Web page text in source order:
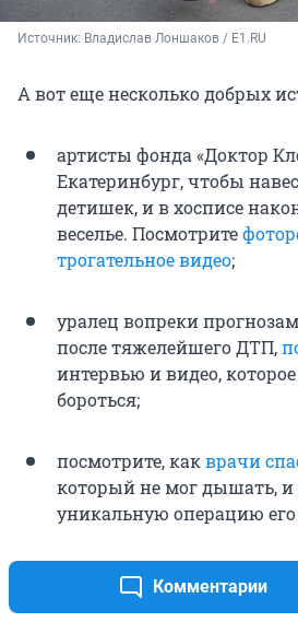
Комментарии
Источник: Владислав Лоншаков / E1.RU
А вот еще несколько добрых
артисты фонда «Доктор
Екатеринбург, чтобы
детишек, и в хосписе
веселье. Посмотрите
трогательное видео;
уралец вопреки
после тяжелейшего ДТП,
интервью и видео,
бороться;
посмотрите, какврачи
который не мог дышать, и
уникальную операцию
тут прекрасная история
которые спасли